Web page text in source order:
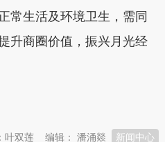
常生活及环境卫生，需同
升商圈价值，振兴月光经
新闻中心
编辑： 潘涌燚
叶双莲